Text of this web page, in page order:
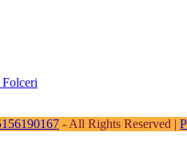
- All Rights Reserved |